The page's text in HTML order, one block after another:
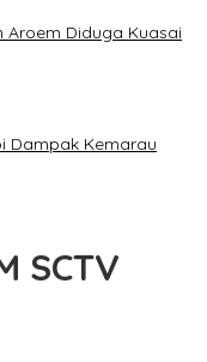
Aroem Diduga Kuasai
Dampak Kemarau
SCTV